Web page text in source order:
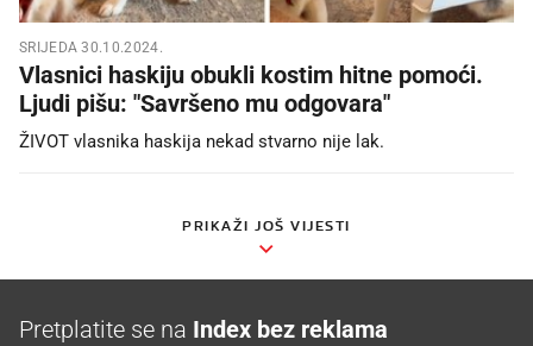
SRIJEDA 30.10.2024.
Vlasnici haskiju obukli kostim hitne pomoći.
Ljudi pišu: "Savršeno mu odgovara"
ŽIVOT vlasnika haskija nekad stvarno nije lak.
PRIKAŽI JOŠ VIJESTI
Pretplatite se na Index bez reklama